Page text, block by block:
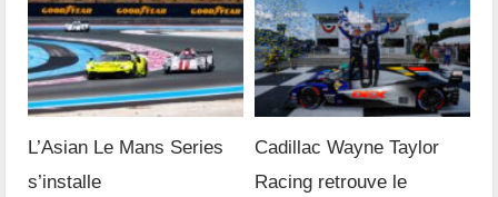
L’Asian Le Mans Series
s’installe
Cadillac Wayne Taylor
Racing retrouve le